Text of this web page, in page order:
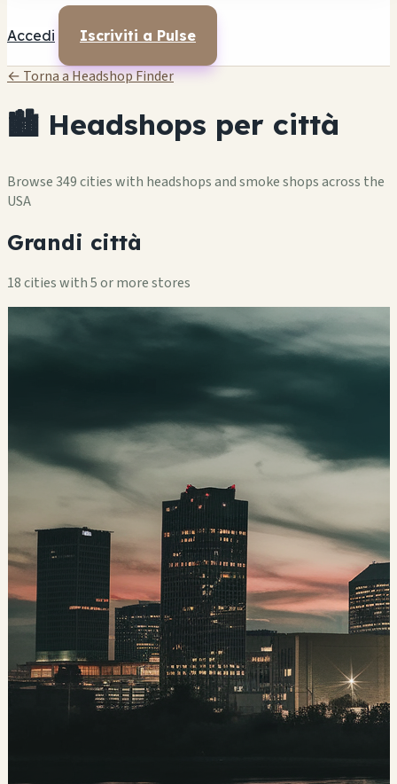
Accedi Iscriviti a Pulse
← Torna a Headshop Finder
🏙️ Headshops per città
Browse 349 cities with headshops and smoke shops across the
USA
Grandi città
18 cities with 5 or more stores